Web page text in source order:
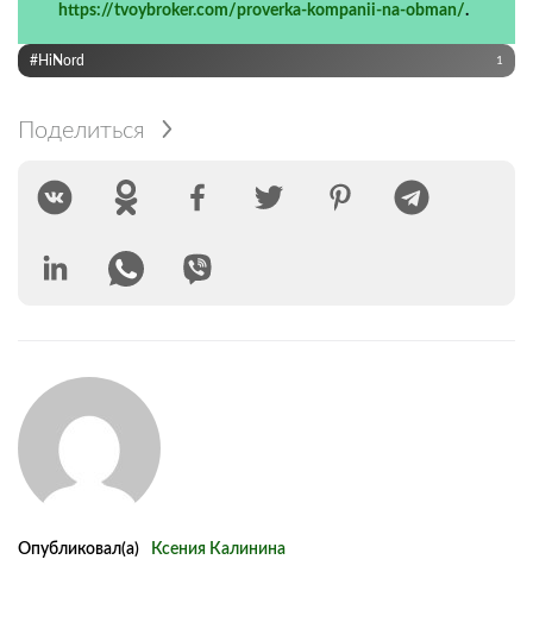
https://tvoybroker.com/proverka-kompanii-na-obman/.
#HiNord 1
Поделиться
Опубликовал(а) Ксения Калинина